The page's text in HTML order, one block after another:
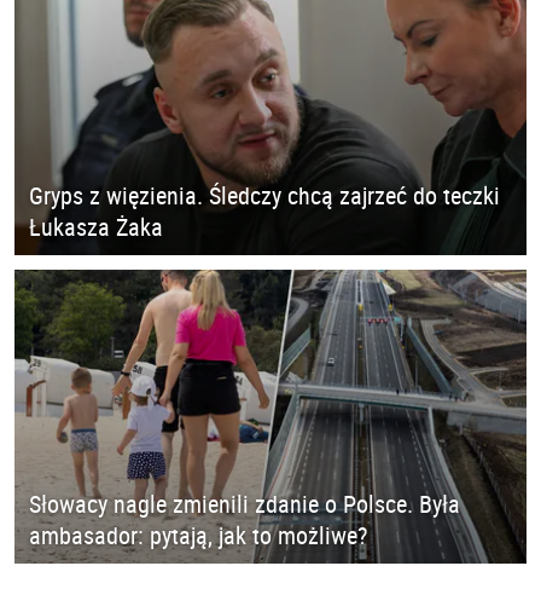
Gryps z więzienia. Śledczy chcą zajrzeć do teczki
Łukasza Żaka
Słowacy nagle zmienili zdanie o Polsce. Była
ambasador: pytają, jak to możliwe?